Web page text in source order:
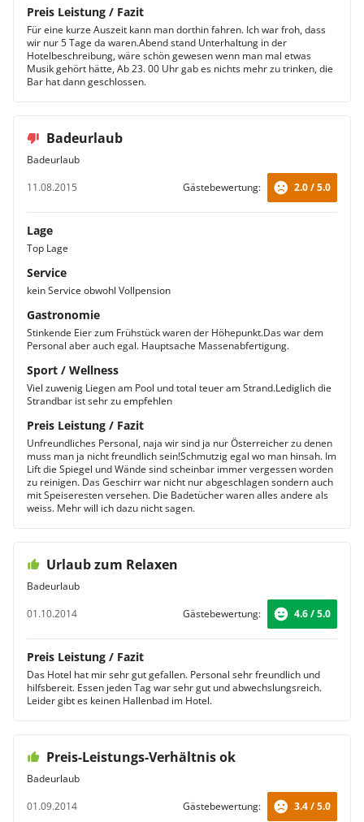
Preis Leistung / Fazit
Für eine kurze Auszeit kann man dorthin fahren. Ich war froh, dass
wir nur 5 Tage da waren.Abend stand Unterhaltung in der
Hotelbeschreibung, wäre schön gewesen wenn man mal etwas
Musik gehört hätte, Ab 23. 00 Uhr gab es nichts mehr zu trinken, die
Bar hat dann geschlossen.
Badeurlaub
Badeurlaub
11.08.2015
Gästebewertung: 2.0 / 5.0
Lage
Top Lage
Service
kein Service obwohl Vollpension
Gastronomie
Stinkende Eier zum Frühstück waren der Höhepunkt.Das war dem
Personal aber auch egal. Hauptsache Massenabfertigung.
Sport / Wellness
Viel zuwenig Liegen am Pool und total teuer am Strand.Lediglich die
Strandbar ist sehr zu empfehlen
Preis Leistung / Fazit
Unfreundliches Personal, naja wir sind ja nur Österreicher zu denen
muss man ja nicht freundlich sein!Schmutzig egal wo man hinsah. Im
Lift die Spiegel und Wände sind scheinbar immer vergessen worden
zu reinigen. Das Geschirr war nicht nur abgeschlagen sondern auch
mit Speiseresten versehen. Die Badetücher waren alles andere als
weiss. Mehr will ich dazu nicht sagen.
Urlaub zum Relaxen
Badeurlaub
01.10.2014
Gästebewertung: 4.6 / 5.0
Preis Leistung / Fazit
Das Hotel hat mir sehr gut gefallen. Personal sehr freundlich und
hilfsbereit. Essen jeden Tag war sehr gut und abwechslungsreich.
Leider gibt es keinen Hallenbad im Hotel.
Preis-Leistungs-Verhältnis ok
Badeurlaub
01.09.2014
Gästebewertung: 3.4 / 5.0